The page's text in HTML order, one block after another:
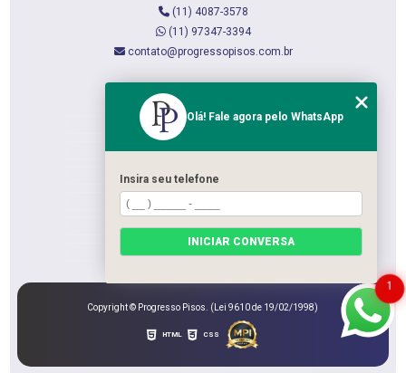
(11) 4087-3578
(11) 97347-3394
contato@progressopisos.com.br
QUEM SOMOS
SERVIÇOS
CATEGORIAS
Copyright © Progresso Pisos. (Lei 9610 de 19/02/1998)
HTML CSS
1
Olá! Fale agora pelo WhatsApp
Insira seu telefone
INICIAR CONVERSA